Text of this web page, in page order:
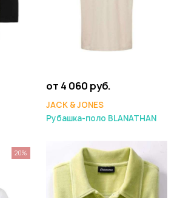
от 4 060 руб.
JACK & JONES
Рубашка-поло BLANATHAN
20%